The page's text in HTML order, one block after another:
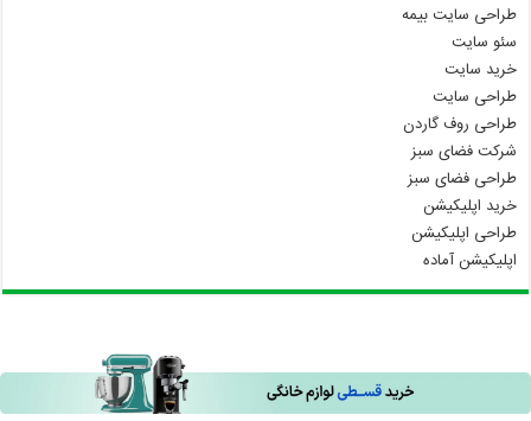
طراحی سایت بیمه
سئو سایت
خرید سایت
طراحی سایت
طراحی روف گاردن
شرکت فضای سبز
طراحی فضای سبز
خرید اپلیکیشن
طراحی اپلیکیشن
اپلیکیشن آماده